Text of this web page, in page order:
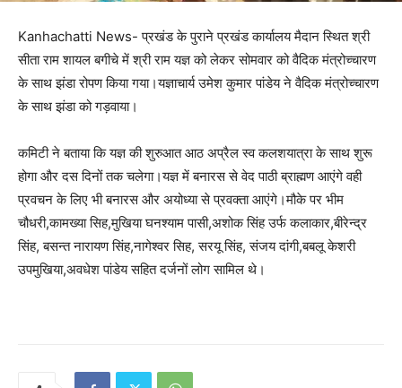
Kanhachatti News- प्रखंड के पुराने प्रखंड कार्यालय मैदान स्थित श्री
सीता राम शायल बगीचे में श्री राम यज्ञ को लेकर सोमवार को वैदिक मंत्रोच्चारण
के साथ झंडा रोपण किया गया।यज्ञाचार्य उमेश कुमार पांडेय ने वैदिक मंत्रोच्चारण
के साथ झंडा को गड़वाया।
कमिटी ने बताया कि यज्ञ की शुरुआत आठ अप्रैल स्व कलशयात्रा के साथ शुरू
होगा और दस दिनों तक चलेगा।यज्ञ में बनारस से वेद पाठी ब्राह्मण आएंगे वही
प्रवचन के लिए भी बनारस और अयोध्या से प्रवक्ता आएंगे।मौके पर भीम
चौधरी,कामख्या सिह,मुखिया घनश्याम पासी,अशोक सिंह उर्फ कलाकार,बीरेन्द्र
सिंह, बसन्त नारायण सिंह,नागेश्वर सिह, सरयू सिंह, संजय दांगी,बबलू केशरी
उपमुखिया,अवधेश पांडेय सहित दर्जनों लोग सामिल थे।